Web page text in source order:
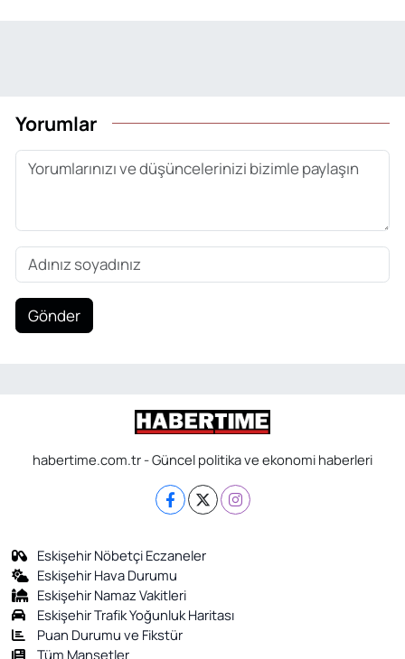
Yorumlar
Gönder
habertime.com.tr - Güncel politika ve ekonomi haberleri
Eskişehir Nöbetçi Eczaneler
Eskişehir Hava Durumu
Eskişehir Namaz Vakitleri
Eskişehir Trafik Yoğunluk Haritası
Puan Durumu ve Fikstür
Tüm Manşetler